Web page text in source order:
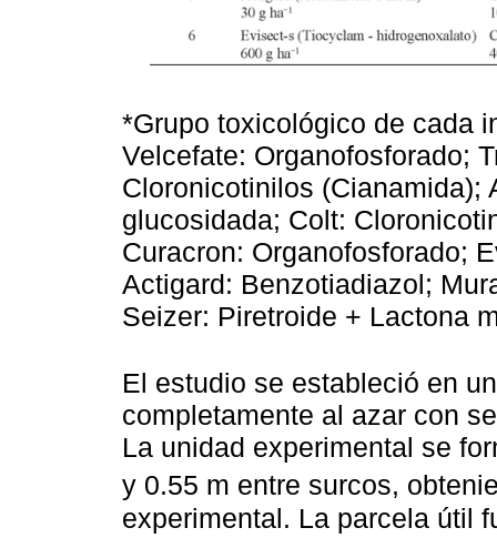
*Grupo toxicológico de cada
Velcefate: Organofosforado;
Cloronicotinilos (Cianamida);
glucosidada; Colt:
Curacron: Organofosforado;
Actigard: Benzotiadiazol;
Seizer: Piretroide + Lactona
El estudio se estableció en
completamente al azar con
La unidad experimental se
y 0.55 m entre surcos,
experimental. La parcela útil